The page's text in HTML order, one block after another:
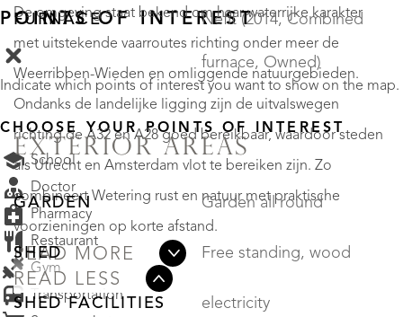
De omgeving staat bekend om haar waterrijke karakter
met uitstekende vaarroutes richting onder meer de
Weerribben-Wieden en omliggende natuurgebieden.
Ondanks de landelijke ligging zijn de uitvalswegen
richting de A32 en A28 goed bereikbaar, waardoor steden
als Utrecht en Amsterdam vlot te bereiken zijn. Zo
combineert Wetering rust en natuur met praktische
voorzieningen op korte afstand.
READ MORE
READ LESS
FURNACE Nefit (2014, Combined
furnace, Owned)
EXTERIOR AREAS
GARDEN Garden all round
SHED Free standing, wood
SHED FACILITIES electricity
POINTS OF INTEREST
Indicate which points of interest you want to show on the map.
CHOOSE YOUR POINTS OF INTEREST
School
Doctor
Pharmacy
Restaurant
Gym
Transportation